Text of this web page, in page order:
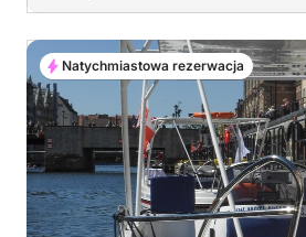
Natychmiastowa rezerwacja